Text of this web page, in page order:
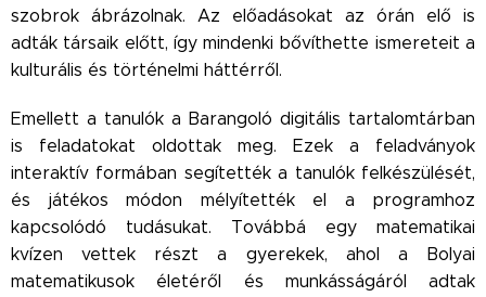
szobrok ábrázolnak. Az előadásokat az órán elő is
adták társaik előtt, így mindenki bővíthette ismereteit a
kulturális és történelmi háttérről.
Emellett a tanulók a Barangoló digitális tartalomtárban
is feladatokat oldottak meg. Ezek a feladványok
interaktív formában segítették a tanulók felkészülését,
és játékos módon mélyítették el a programhoz
kapcsolódó tudásukat. Továbbá egy matematikai
kvízen vettek részt a gyerekek, ahol a Bolyai
matematikusok életéről és munkásságáról adtak